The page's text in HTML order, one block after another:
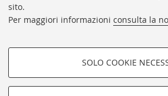
sito.
Per maggiori informazioni consulta la
COOKIE DI PROFILAZIONE -
FACOLTATIVI
SOLO COOKIE
Helpdesk
Rubrica di Ateneo
Privacy e note legali